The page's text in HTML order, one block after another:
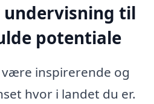
til
potentiale
inspirerende og
hvor i landet du er.